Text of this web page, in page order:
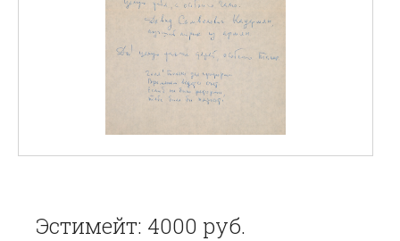
Эстимейт: 4000 руб.